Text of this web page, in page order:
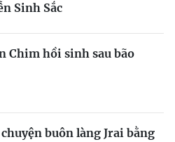
Sinh Sắc
Chim hồi sinh sau bão
buôn làng Jrai bằng